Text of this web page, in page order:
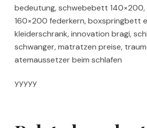
bedeutung, schwebebett
160×200 federkern, boxspringbett
kleiderschrank, innovation bragi,
schwanger, matratzen preise,
atemaussetzer beim schlafen
yyyyy